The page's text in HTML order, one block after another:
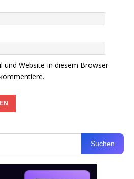
und Website in diesem Browser
Suchen